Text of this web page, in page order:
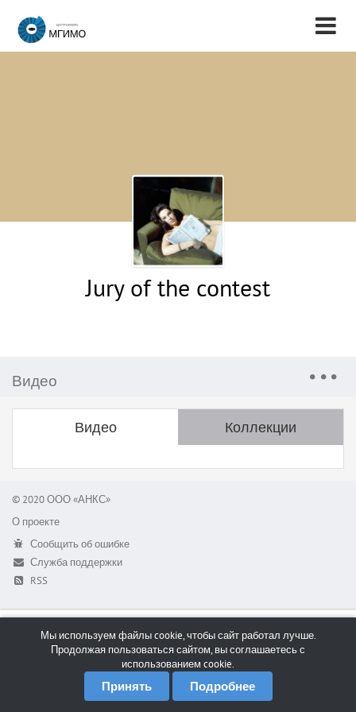
Jury of the contest
Видео
Видео Коллекции
© 2020 ООО «АНКС»
О проекте
Сообщить об ошибке
Служба поддержки
RSS
Мы используем файлы cookie, чтобы сайт работал лучше.
Продолжая пользоваться сайтом, вы соглашаетесь с
использованием cookie.
Принять Подробнее